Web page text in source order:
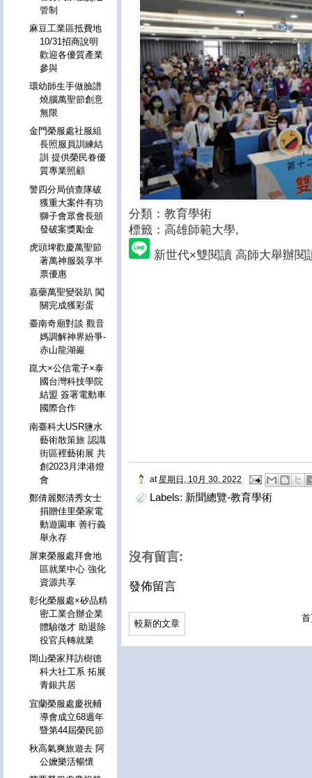
分類：教育學術
標籤：高雄師範大學,
新世代×雙閱讀 高師大舉辦閱
at 星期日, 10月 30, 2022
Labels: 新聞總覽-教育學術
沒有留言:
發佈留言
較新的文章
管制
麻豆工業區抵費地
10/31招商說明
歡迎各優質產業
參與
環幼師生手做臉譜
燒腦萬聖節創意
無限
金門榮服處社服組
長照服員訓練結
訓 提供榮民眷優
質專業照顧
警四分局偵查隊破
獲重大案件有功
獅子會眾會長頒
發破案獎勵金
虎頭埤歡慶萬聖節
著萬神服裝享半
票優惠
嘉藥萬聖變裝趴 闖
關完成獲彩蛋
臺南奇廟對談 觀音
媽調解神界紛爭-
赤山龍湖巖
崑大×公信電子×泰
國台灣科技學院
結盟 簽署電動車
國際合作
南臺科大USR鹽水
藝術散策旅 認識
街區裡藝術展 共
創2023月津港燈
會
鄭倩麗鄭清秀女士
捐贈佳里榮家電
動遊園車 善行義
舉永存
屏東榮服處拜會地
區就業中心 強化
資源共享
彰化榮服處×矽品精
密工業合辦企業
體驗徵才 助退除
役官兵轉就業
岡山榮家拜訪樹德
科大社工系 拓展
青銀共居
宜蘭榮服處慶祝輔
導會成立68週年
暨第44屆榮民節
秋高氣爽旅遊去 阿
公嬤樂活暢懷